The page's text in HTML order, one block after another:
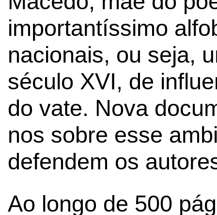
importantíssimo
nacionais, ou seja,
século XVI, de
do vate. Nova
nos sobre esse
defendem os
Ao longo de 500